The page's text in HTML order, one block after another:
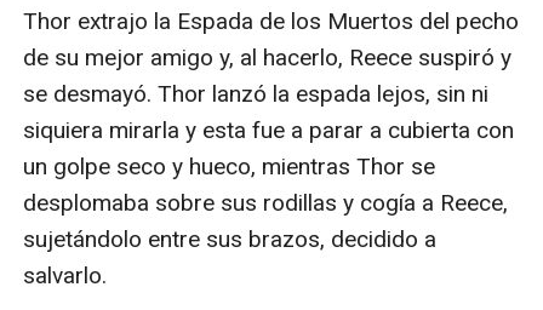
descubrir si ella sola tiene el poder de machacar a los
hombres y gobernar el Imperio. Mientras Argon se
enfrenta al final de sus días, se da cuenta de que ha
llegado el momento de sacrificarse.
Mientras el bien y el mal cuelgan en una balanza, una
épica batalla final –la batalla más grande de todas-
determinará el desenlace del Anillo para siempre.
Con su sofisticada construcción del mundo y